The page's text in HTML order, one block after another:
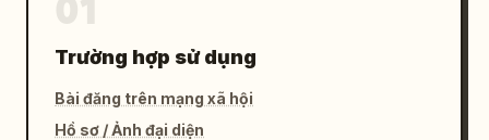
Trường hợp sử dụng
Bài đăng trên mạng xã hội
Hồ sơ / Ảnh đại diện